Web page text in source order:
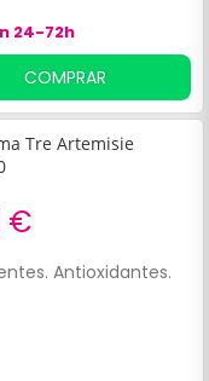
24-72h
COMPRAR
Tre Artemisie
€
Antioxidantes.